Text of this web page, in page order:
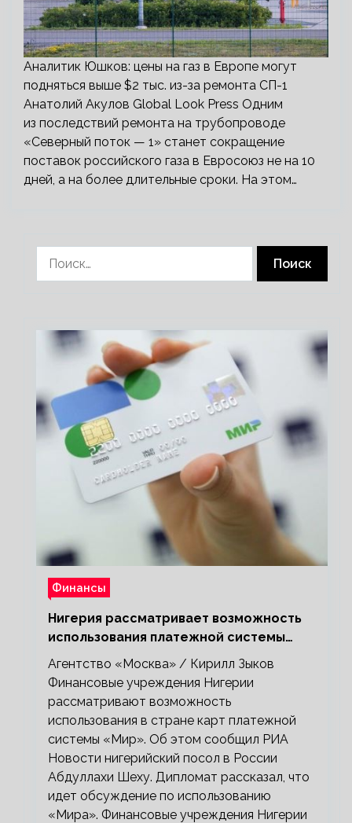
Аналитик Юшков: цены на газ в Европе могут
подняться выше $2 тыс. из-за ремонта СП-1
Анатолий Акулов Global Look Press Одним
из последствий ремонта на трубопроводе
«Северный поток — 1» станет сокращение
поставок российского газа в Евросоюз не на 10
дней, а на более длительные сроки. На этом…
Финансы
Нигерия рассматривает возможность
использования платежной системы
«Мир»
Агентство «Москва» / Кирилл Зыков
Финансовые учреждения Нигерии
рассматривают возможность
использования в стране карт платежной
системы «Мир». Об этом сообщил РИА
Новости нигерийский посол в России
Абдуллахи Шеху. Дипломат рассказал, что
идет обсуждение по использованию
«Мира». Финансовые учреждения Нигерии